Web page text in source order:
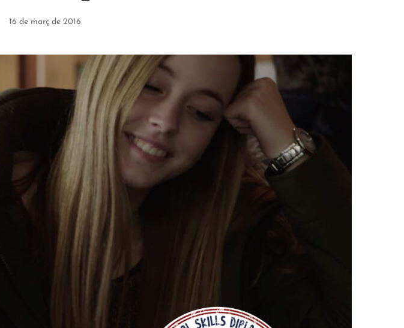
16 de març de 2016